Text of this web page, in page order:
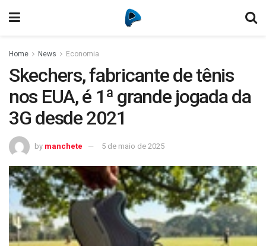
Home News Economia
Skechers, fabricante de tênis
nos EUA, é 1ª grande jogada da
3G desde 2021
by manchete 5 de maio de 2025